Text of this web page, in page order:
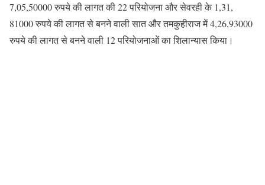
7,05,50000 रुपये की लागत की 22 परियोजना और सेवरही के 1,31,
81000 रुपये की लागत से बनने वाली सात और तमकुहीराज में 4,26,93000
रुपये की लागत से बनने वाली 12 परियोजनाओं का शिलान्यास किया।